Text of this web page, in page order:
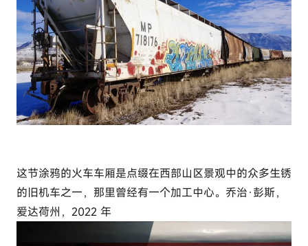
这节涂鸦的火车车厢是点缀在西部山区景观中的众多生锈
的旧机车之一，那里曾经有一个加工中心。乔治·彭斯，
爱达荷州，2022 年